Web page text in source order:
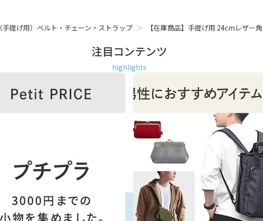
（手提げ用）ベルト・チェーン・ストラップ 【在庫商品】手提げ用 24cmレザー
注目コンテンツ
highlights